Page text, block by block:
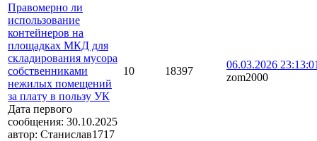
Правомерно ли
использование
контейнеров на
площадках МКД для
складирования мусора
собственниками
нежилых помещений
за плату в пользу УК
Дата первого
сообщения: 30.10.2025
автор: Станислав1717
10 18397
06.03.2026
zom2000